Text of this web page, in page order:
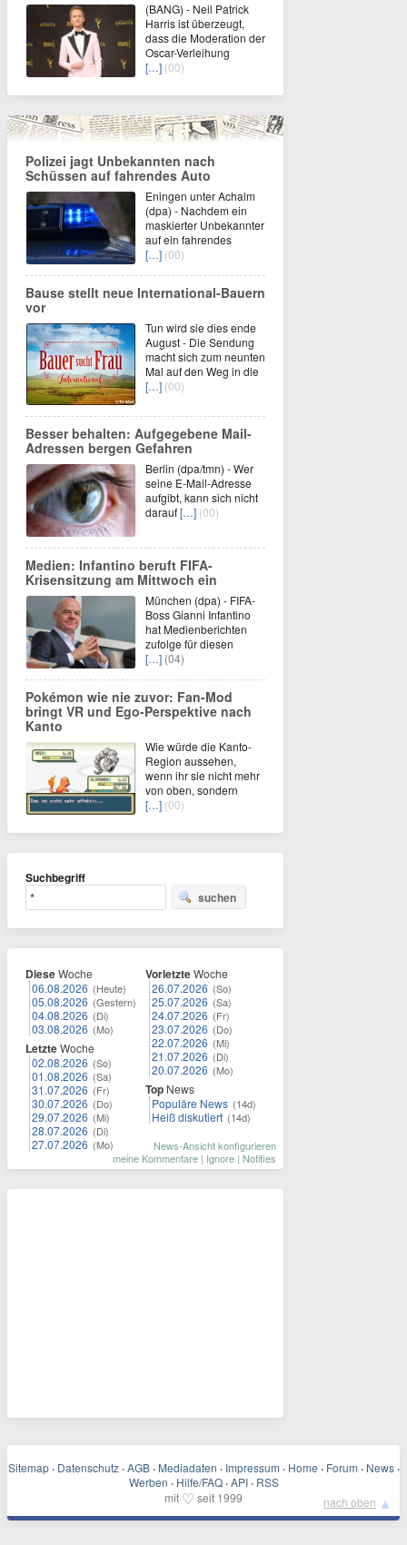
(BANG) - Neil Patrick
Harris ist überzeugt,
dass die Moderation der
Oscar-Verleihung
[…] (00)
Polizei jagt Unbekannten nach
Schüssen auf fahrendes Auto
Eningen unter Achalm
(dpa) - Nachdem ein
maskierter Unbekannter
auf ein fahrendes
[…] (00)
Bause stellt neue International-Bauern
vor
Tun wird sie dies ende
August - Die Sendung
macht sich zum neunten
Mal auf den Weg in die
[…] (00)
Besser behalten: Aufgegebene Mail-
Adressen bergen Gefahren
Berlin (dpa/tmn) - Wer
seine E-Mail-Adresse
aufgibt, kann sich nicht
darauf[…] (00)
Medien: Infantino beruft FIFA-
Krisensitzung am Mittwoch ein
München (dpa) - FIFA-
Boss Gianni Infantino
hat Medienberichten
zufolge für diesen
[…] (04)
Pokémon wie nie zuvor: Fan-Mod
bringt VR und Ego-Perspektive nach
Kanto
Wie würde die Kanto-
Region aussehen,
wenn ihr sie nicht mehr
von oben, sondern
[…] (00)
Suchbegriff
suchen
DieseWoche
06.08.2026 (Heute)
05.08.2026 (Gestern)
04.08.2026 (Di)
03.08.2026 (Mo)
LetzteWoche
02.08.2026 (So)
01.08.2026 (Sa)
31.07.2026 (Fr)
30.07.2026 (Do)
29.07.2026 (Mi)
28.07.2026 (Di)
27.07.2026 (Mo)
VorletzteWoche
26.07.2026 (So)
25.07.2026 (Sa)
24.07.2026 (Fr)
23.07.2026 (Do)
22.07.2026 (Mi)
21.07.2026 (Di)
20.07.2026 (Mo)
Top News
Populäre News (14d)
Heiß diskutiert (14d)
News-Ansicht konfigurieren
meine Kommentare | Ignore | Notifies
Sitemap · Datenschutz · AGB · Mediadaten · Impressum · Home · Forum · News ·
Werben · Hilfe/FAQ · API · RSS
mit ♡ seit 1999 nach oben ▲